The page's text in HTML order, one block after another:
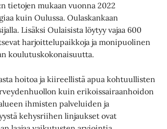
tietojen mukaan vuonna 2022
kuin Oulussa. Oulaskankaan
Lisäksi Oulaisista löytyy vajaa 600
harjoittelupaikkoja ja monipuolinen
koulutuskokonaisuutta.
hoitoa ja kiireellistä apua kohtuullisten
kuin erikoissairaanhoidon
ihmisten palveluiden ja
kehysriihen linjaukset ovat